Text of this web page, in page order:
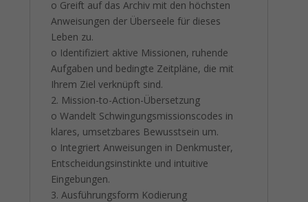
o Greift auf das Archiv mit den höchsten
Anweisungen der Überseele für dieses
Leben zu.
o Identifiziert aktive Missionen, ruhende
Aufgaben und bedingte Zeitpläne, die mit
Ihrem Ziel verknüpft sind.
2. Mission-to-Action-Übersetzung
o Wandelt Schwingungsmissionscodes in
klares, umsetzbares Bewusstsein um.
o Integriert Anweisungen in Denkmuster,
Entscheidungsinstinkte und intuitive
Eingebungen.
3. Ausführungsform Kodierung